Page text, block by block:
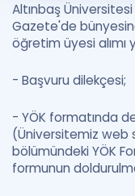
ÖSYM Sınav
İngilizce
Altınbaş
Gazete'de
öğretim üyesi alımı
- Başvuru dilekçesi;
- YÖK formatında
(Üniversitemiz web
bölümündeki YÖK
formunun